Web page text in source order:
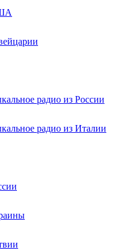
радио из России
радио из Италии